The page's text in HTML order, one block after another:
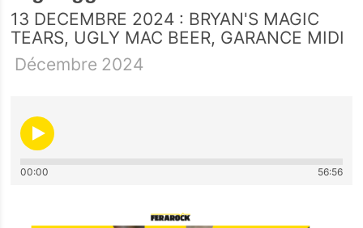
13 DECEMBRE 2024 : BRYAN'S MAGIC
TEARS, UGLY MAC BEER, GARANCE MIDI
Décembre 2024
00:00 56:56